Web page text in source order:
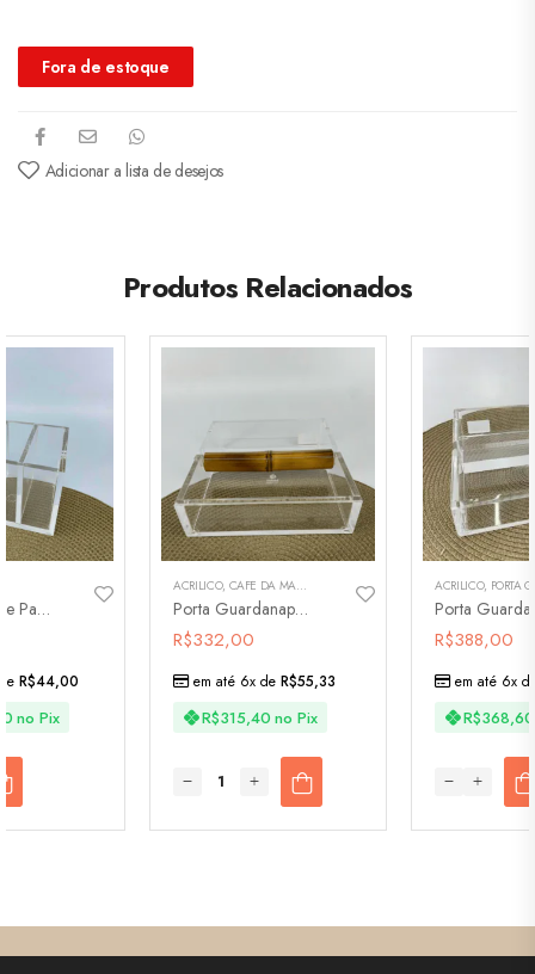
Fora de estoque
Adicionar a lista de desejos
Produtos Relacionados
Porta Controle Para 3 Controles
no Pix
R$44,00
ACRÍLICO, CAFÉ DA MANHÃ MESA POSTA PORTA GUARDANAPOS,
Porta Guardanapo Em Acrílico E Bambu M
R$332,00
R$315,40 no Pix
em até 6x de R$55,33
ACRÍLICO, PORTA
R$388,00
R$368,60
em até 6x